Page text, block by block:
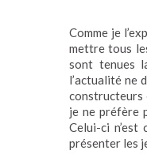
Comme je
mettre tous
sont tenues
l’actualité ne
constructeurs
je ne préfère
Celui-ci n’est
présenter les